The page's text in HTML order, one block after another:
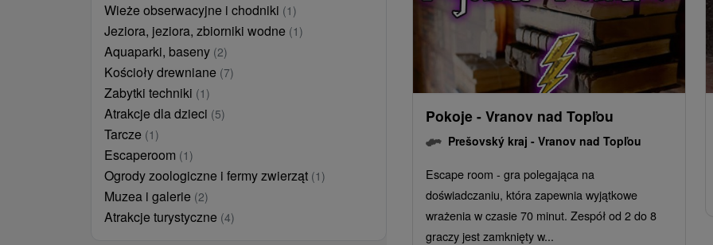
Wieże obserwacyjne i chodniki (1)
Jeziora, jeziora, zbiorniki wodne (1)
Aquaparki, baseny (2)
Kościoły drewniane (7)
Zabytki techniki (1)
Atrakcje dla dzieci (5)
Tarcze (1)
Escaperoom (1)
Ogrody zoologiczne i fermy zwierząt (1)
Muzea i galerie (2)
Atrakcje turystyczne (4)
Pokoje - Vranov nad Topľou
Prešovský kraj - Vranov nad Topľou
Escape room - gra polegająca na
doświadczaniu, która zapewnia wyjątkowe
wrażenia w czasie 70 minut. Zespół od 2 do 8
graczy jest zamknięty w...